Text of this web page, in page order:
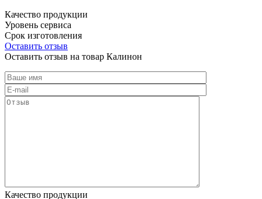
Качество продукции
Уровень сервиса
Срок изготовления
Оставить отзыв
Оставить отзыв на товар Калинон
Качество продукции